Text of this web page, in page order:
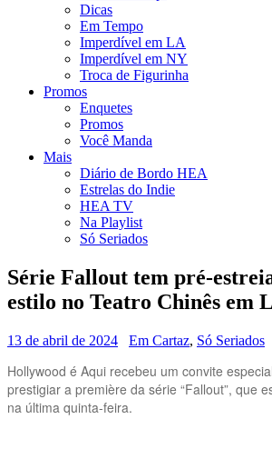
Dicas
Em Tempo
Imperdível em LA
Imperdível em NY
Troca de Figurinha
Promos
Enquetes
Promos
Você Manda
Mais
Diário de Bordo HEA
Estrelas do Indie
HEA TV
Na Playlist
Só Seriados
Série Fallout tem pré-
estilo no Teatro Chinês em
13 de abril de 2024 Em Cartaz, Só Seriados
Hollywood é Aqui recebeu um convite
prestigiar a première da série “Fallout”, que
na última quinta-feira.